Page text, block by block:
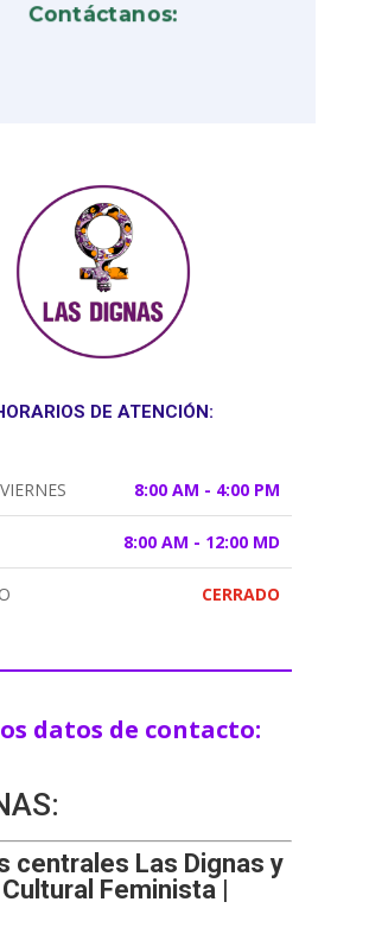
Contáctanos:
DE ATENCIÓN:
8:00 AM - 4:00 PM
8:00 AM - 12:00 MD
CERRADO
datos de contacto:
centrales Las Dignas y
Feminista |